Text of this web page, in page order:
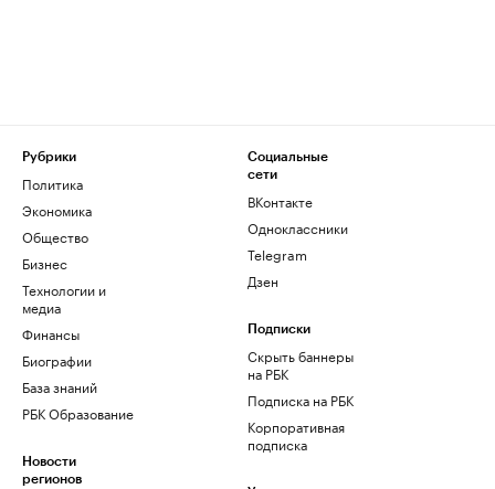
Рубрики
Политика
Экономика
Общество
Бизнес
Технологии и
медиа
Финансы
Биографии
База знаний
РБК Образование
Новости
регионов
Социальные
сети
ВКонтакте
Одноклассники
Telegram
Дзен
Подписки
Скрыть баннеры
на РБК
Подписка на РБК
Корпоративная
подписка